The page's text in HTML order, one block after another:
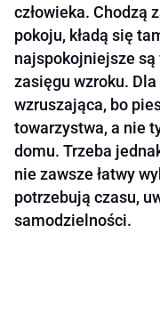
człowieka. Chodzą
pokoju, kładą się
najspokojniejsze są
zasięgu wzroku.
wzruszająca, bo
towarzystwa, a nie
domu. Trzeba
nie zawsze łatwy
potrzebują czasu,
samodzielności.